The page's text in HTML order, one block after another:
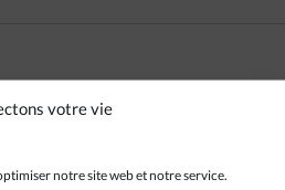
votre vie
notre site web et notre service.